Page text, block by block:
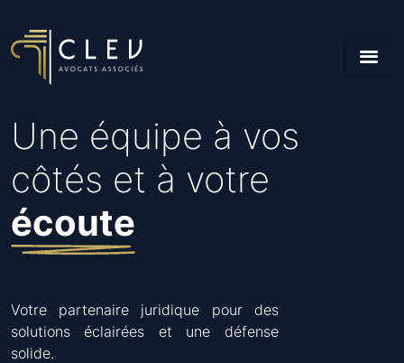
Une équipe à vos
côtés et à votre
écoute
Votre partenaire juridique pour des
solutions éclairées et une défense
solide.